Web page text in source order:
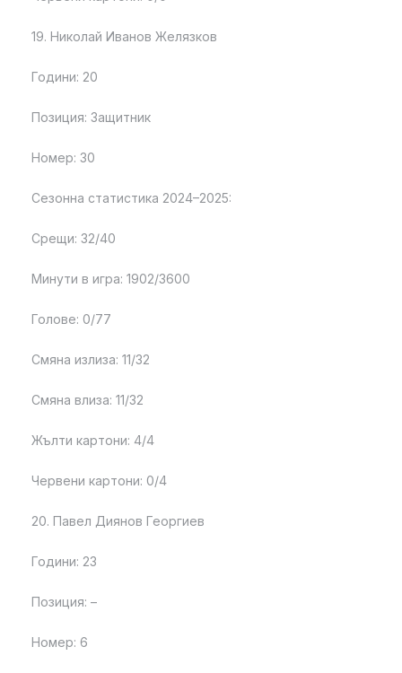
19. Николай Иванов Желязков
Години: 20
Позиция: Защитник
Номер: 30
Сезонна статистика 2024–2025:
Срещи: 32/40
Минути в игра: 1902/3600
Голове: 0/77
Смяна излиза: 11/32
Смяна влиза: 11/32
Жълти картони: 4/4
Червени картони: 0/4
20. Павел Диянов Георгиев
Години: 23
Позиция: –
Номер: 6